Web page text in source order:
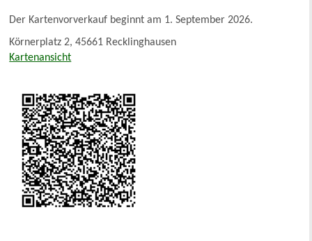
Der Kartenvorverkauf beginnt am 1. September 2026.
Körnerplatz 2, 45661 Recklinghausen
Kartenansicht